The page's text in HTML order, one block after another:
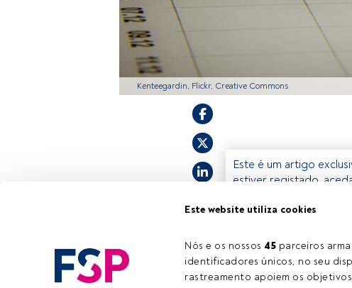
Este website utiliza cookies
Nós e os nossos 45 parceiros
identificadores únicos, no seu
rastreamento apoiem os
Kenteegardin, Flickr, Creative Commons
Tempo de leitura:1 min.
Este é um artigo
estiver registado,
oferece.